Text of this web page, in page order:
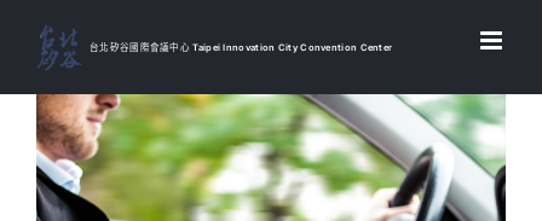
台北矽谷國際會議中心 Taipei Innovation City Convention Center